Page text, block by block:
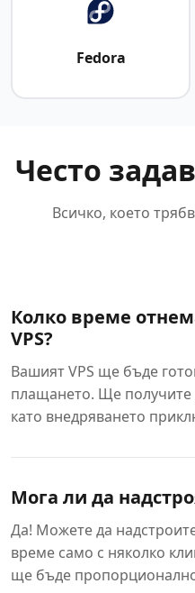
Fedora
Често
Всичко, което
Колко време
VPS?
Вашият VPS ще бъде
плащането. Ще получите
като внедряването
Мога ли да
Да! Можете да
време само с няколко
ще бъде